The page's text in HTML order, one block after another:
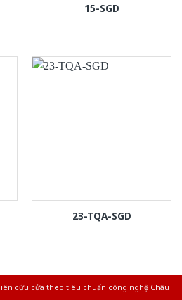
15-SGD
23-TQA-SGD
cứu cửa theo tiêu chuẩn công nghệ Châu